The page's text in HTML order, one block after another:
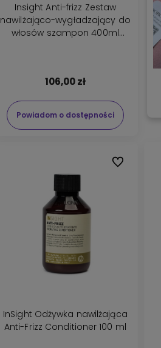
Insight Anti-frizz Zestaw
nawilżająco-wygładzający do
włosów szampon 400ml
106,00 zł
Powiadom o dostępności
InSight Odżywka nawilżająca
Anti-Frizz Conditioner 100 ml
Do ulubionych